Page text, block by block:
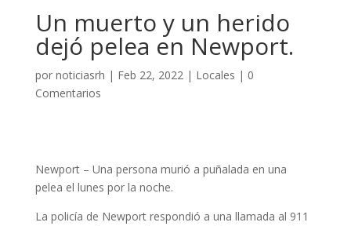
Un muerto y un herido
dejó pelea en Newport.
por noticiasrh | Feb 22, 2022| Locales | 0
Comentarios
Newport – Una persona murió a puñalada en una
pelea el lunes por la noche.
La policía de Newport respondió a una llamada al 911